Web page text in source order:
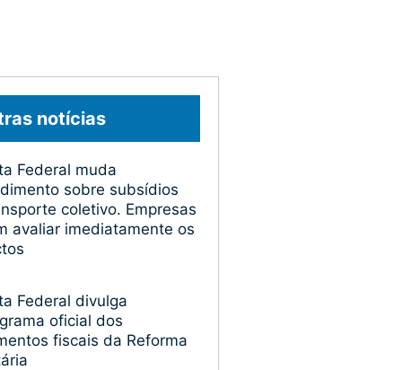
notícias
Federal muda
sobre subsídios
coletivo. Empresas
avaliar imediatamente os
Federal divulga
oficial dos
fiscais da Reforma